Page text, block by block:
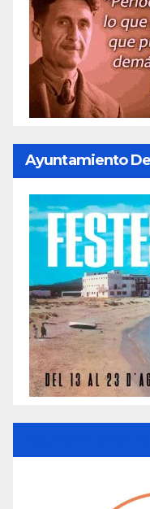
Ayuntamiento